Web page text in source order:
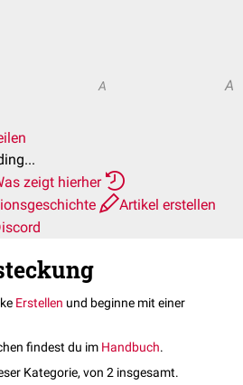
A A
zeigt hierher
Artikel erstellen
Erstellen und beginne mit einer
findest du im Handbuch.
Kategorie, von 2 insgesamt.